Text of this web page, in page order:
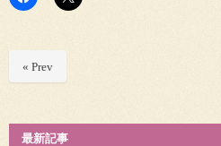
« Prev
最新記事